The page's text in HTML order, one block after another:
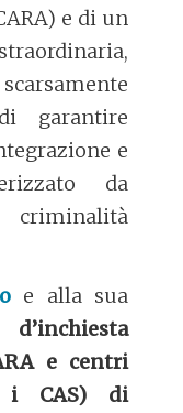
e di un
garantire
e
da
e alla sua
e centri
i CAS) di